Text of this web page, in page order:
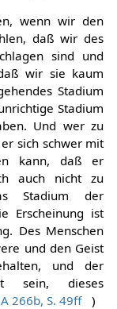
wenn wir den
daß wir des
sind und
wir sie kaum
Stadium
Stadium
Und wer zu
sich schwer mit
kann, daß er
auch nicht zu
Stadium der
Erscheinung ist
Des Menschen
und den Geist
und der
sein, dieses
266b, S. 49ff
)